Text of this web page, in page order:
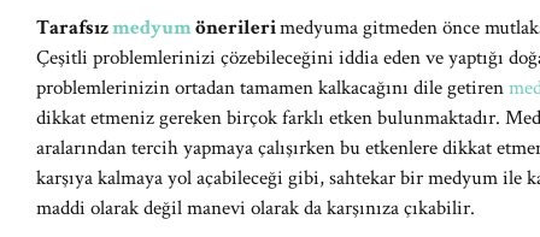
Tarafsızmedyumönerilerimedyuma gitmeden önce
Çeşitli problemlerinizi çözebileceğini iddia eden ve yaptığı
problemlerinizin ortadan tamamen kalkacağını dile getiren
dikkat etmeniz gereken birçok farklı etken bulunmaktadır.
aralarından tercih yapmaya çalışırken bu etkenlere dikkat
karşıya kalmaya yol açabileceği gibi, sahtekar bir medyum ile
maddi olarak değil manevi olarak da karşınıza çıkabilir.